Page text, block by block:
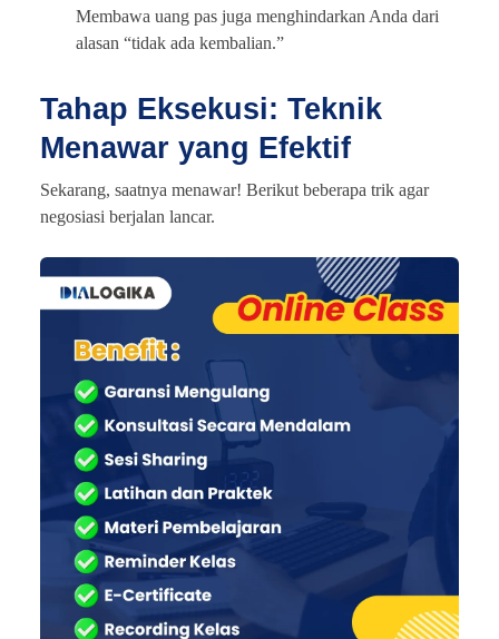
Membawa uang pas juga menghindarkan Anda dari
alasan “tidak ada kembalian.”
Tahap Eksekusi: Teknik
Menawar yang Efektif
Sekarang, saatnya menawar! Berikut beberapa trik agar
negosiasi berjalan lancar.